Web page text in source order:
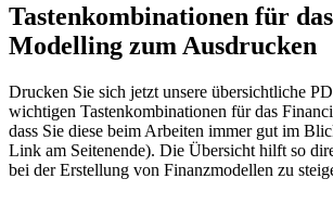
Tastenkombinationen für
Modelling zum Ausdrucken
Drucken Sie sich jetzt unsere übersichtliche
wichtigen Tastenkombinationen für das
dass Sie diese beim Arbeiten immer gut im
Link am Seitenende). Die Übersicht hilft so
bei der Erstellung von Finanzmodellen zu